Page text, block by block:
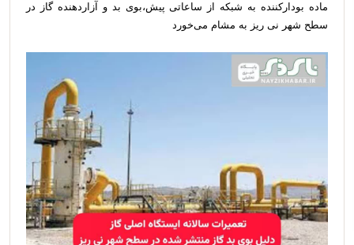
ماده بودارکننده به شبکه از ساعاتی پیش،بوی بد و آزاردهنده گاز در
سطح شهر نی ریز به مشام می‌خورد